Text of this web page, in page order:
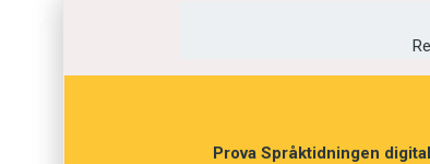
flera besvär. Dessa testas just nu
Prova Språktidningen